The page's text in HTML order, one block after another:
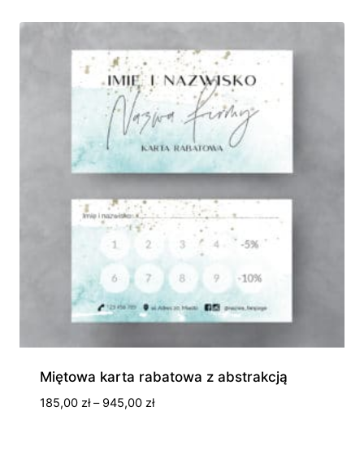
945,00 zł
Miętowa karta rabatowa z abstrakcją
185,00 zł – 945,00 złZakres